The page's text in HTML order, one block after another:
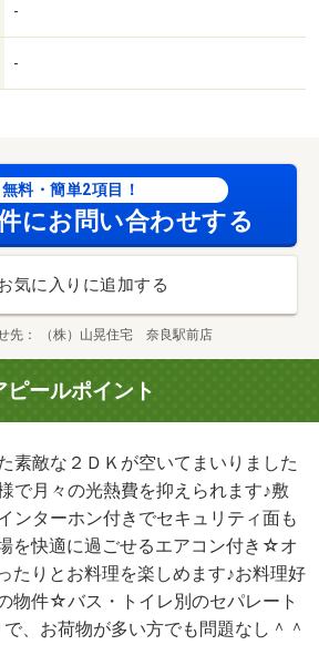
-
-
無料・簡単2項目！
にお問い合わせする
気に入りに追加する
先 （株）山晃住宅 奈良駅前店
ピールポイント
素敵な２ＤＫが空いてまいりました
で月々の光熱費を抑えられます♪敷
ンターホン付きでセキュリティ面も
を快適に過ごせるエアコン付き☆オ
たりとお料理を楽しめます♪お料理好
物件☆バス・トイレ別のセパレート
、お荷物が多い方でも問題なし＾＾